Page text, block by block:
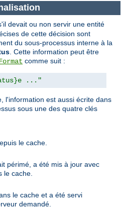
devait ou non servir une entité
de cette décision sont
du sous-processus interne à la
. Cette information peut être
comme suit :
..."
l'information est aussi écrite dans
sous une des quatre clés
le cache.
périmé, a été mis à jour avec
le cache.
le cache et a été servi
demandé.